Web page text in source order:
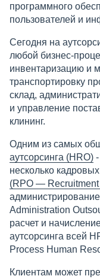
программного
пользователей и
Сегодня на
любой бизнес-
инвентаризацию и
транспортировку
склад,
и управление
клининг.
Одним из самых
аутсорсинга (HRO)
несколько
(RPO —
Administration
расчет и
аутсорсинга всей
Process Human
Клиентам может